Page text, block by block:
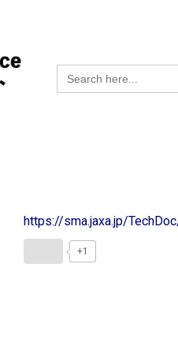
Search
for:
https://sma.jaxa.jp/
+1